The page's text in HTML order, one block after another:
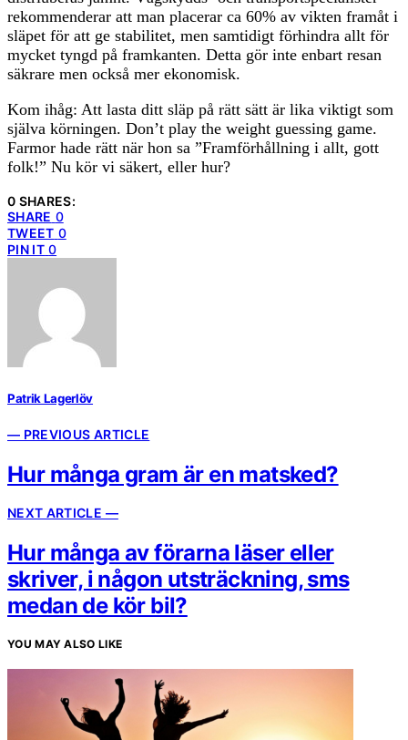
rekommenderar att man placerar ca 60% av vikten framåt i
släpet för att ge stabilitet, men samtidigt förhindra allt för
mycket tyngd på framkanten. Detta gör inte enbart resan
säkrare men också mer ekonomisk.
Kom ihåg: Att lasta ditt släp på rätt sätt är lika viktigt som
själva körningen. Don’t play the weight guessing game.
Farmor hade rätt när hon sa ”Framförhållning i allt, gott
folk!” Nu kör vi säkert, eller hur?
0 SHARES:
SHARE 0
TWEET 0
PIN IT 0
Patrik Lagerlöv
— PREVIOUS ARTICLE
Hur många gram är en matsked?
NEXT ARTICLE —
Hur många av förarna läser eller
skriver, i någon utsträckning, sms
medan de kör bil?
YOU MAY ALSO LIKE